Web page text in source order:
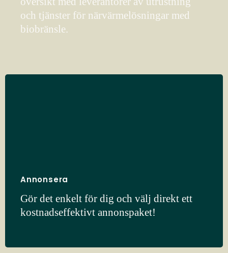
och tjänster för närvärmelösningar med
biobränsle.
Annonsera
Gör det enkelt för dig och välj direkt ett
kostnadseffektivt annonspaket!